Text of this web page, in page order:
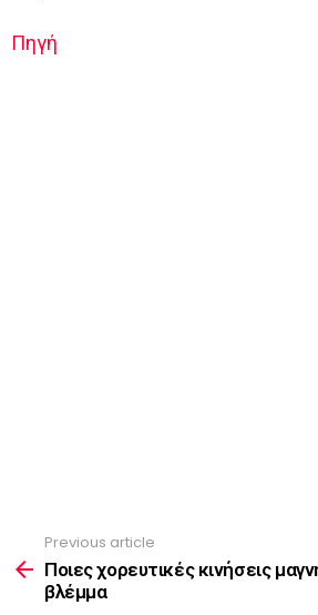
Πηγή
more
Previous article
Ποιες χορευτικές κινήσεις
βλέμμα